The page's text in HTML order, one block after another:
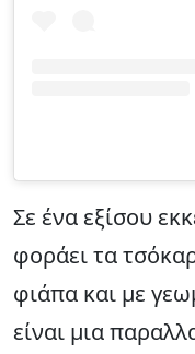
Σε ένα εξίσου
φοράει τα
φιάπα και με
είναι μια